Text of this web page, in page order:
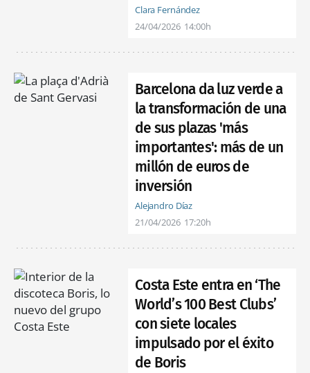
Clara Fernández
24/04/2026 14:00h
Barcelona da luz verde a
la transformación de una
de sus plazas 'más
importantes': más de un
millón de euros de
inversión
Alejandro Díaz
21/04/2026 17:20h
Costa Este entra en ‘The
World’s 100 Best Clubs’
con siete locales
impulsado por el éxito
de Boris